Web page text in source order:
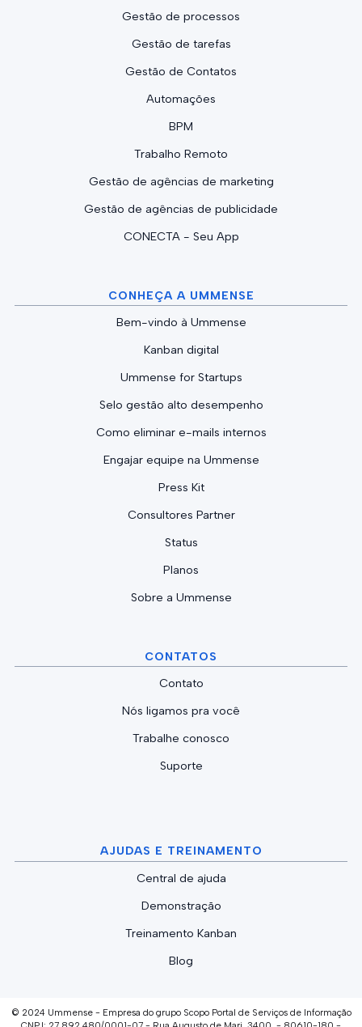
Gestão de processos
Gestão de tarefas
Gestão de Contatos
Automações
BPM
Trabalho Remoto
Gestão de agências de marketing
Gestão de agências de publicidade
CONECTA - Seu App
CONHEÇA A UMMENSE
Bem-vindo à Ummense
Kanban digital
Ummense for Startups
Selo gestão alto desempenho
Como eliminar e-mails internos
Engajar equipe na Ummense
Press Kit
Consultores Partner
Status
Planos
Sobre a Ummense
CONTATOS
Contato
Nós ligamos pra você
Trabalhe conosco
Suporte
AJUDAS E TREINAMENTO
Central de ajuda
Demonstração
Treinamento Kanban
Blog
© 2024 Ummense - Empresa do grupo Scopo Portal de Serviços de Informação